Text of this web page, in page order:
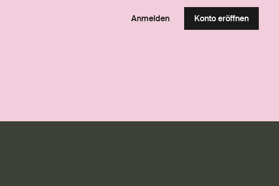
Anmelden Konto eröffnen